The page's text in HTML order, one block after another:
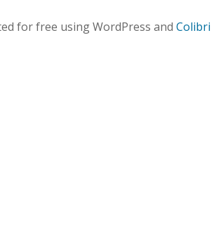
for free using WordPress and Colibri